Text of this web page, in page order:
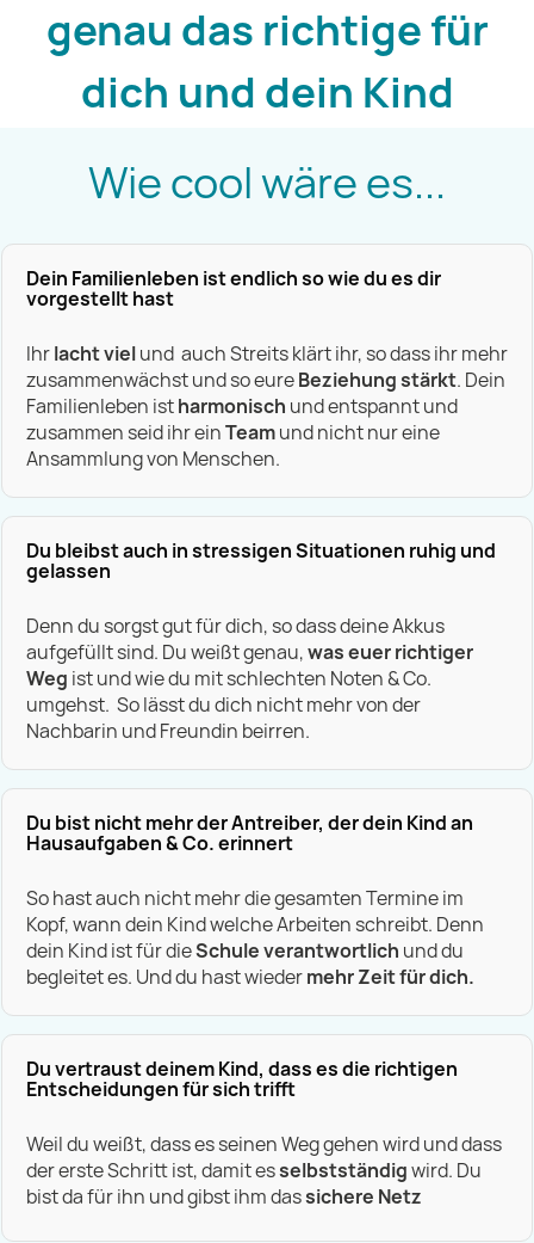
genau das richtigefür
dich und dein Kind
Wie cool wäre es...
Dein Familienleben ist endlich so wie du es dir
vorgestellt hast
Ihrlacht vielund auch Streits klärt ihr, so dass ihr mehr
zusammenwächst und so eureBeziehung stärkt. Dein
Familienleben istharmonisch und entspannt und
zusammen seid ihr einTeamund nicht nur eine
Ansammlung von Menschen.
Du bleibst auch in stressigen Situationen ruhig und
gelassen
Denn du sorgst gut für dich, so dass deine Akkus
aufgefüllt sind. Du weißt genau,was euer richtiger
Weg ist und wie du mit schlechten Noten & Co.
umgehst. So lässt du dich nicht mehr von der
Nachbarin und Freundin beirren.
Du bist nicht mehr der Antreiber, der dein Kind an
Hausaufgaben & Co. erinnert
So hast auch nicht mehr die gesamten Termine im
Kopf, wann dein Kind welche Arbeiten schreibt. Denn
dein Kind ist für dieSchule verantwortlich und du
begleitet es. Und du hast wiedermehr Zeit für dich.
Du vertraust deinem Kind, dass es die richtigen
Entscheidungen für sich trifft
Weil du weißt, dass es seinen Weg gehen wird und dass
der erste Schritt ist, damit esselbstständigwird. Du
bist da für ihn und gibst ihm dassichere Netz